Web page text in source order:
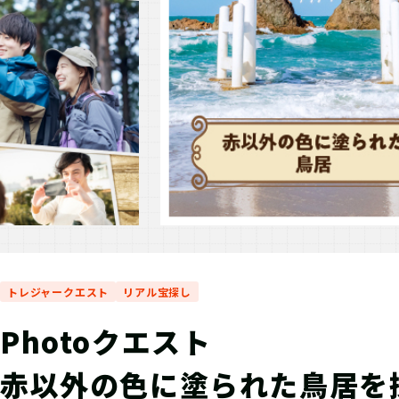
トレジャークエスト リアル宝探し
Photoクエスト
赤以外の色に塗られた鳥居を